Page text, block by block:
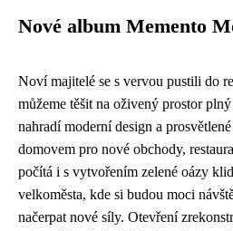
Nové album Memento
Noví majitelé se s vervou pustili do
můžeme těšit na oživený prostor
nahradí moderní design a
domovem pro nové obchody,
počítá i s vytvořením zelené oázy
velkoměsta, kde si budou moci
načerpat nové síly. Otevření